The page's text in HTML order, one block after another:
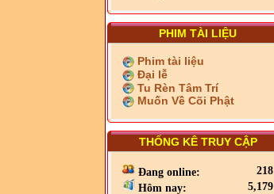
PHIM TÀI LIỆU
Phim tài liệu
Đại lễ
Tu Rèn Tâm Trí
Muốn Về Cõi Phật
THỐNG KÊ TRUY CẬP
Đang online:
218
Hôm nay:
5,179